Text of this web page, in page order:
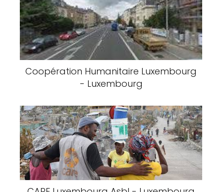
Coopération Humanitaire Luxembourg
- Luxembourg